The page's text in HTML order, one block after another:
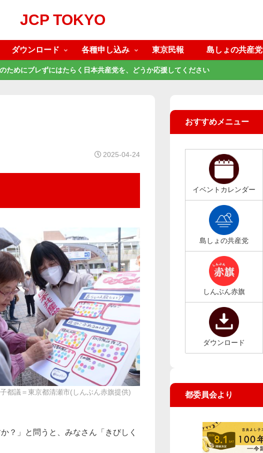
JCP TOKYO
ダウンロード 各種申し込み 東京民報 島しょの共産党
ためにブレずにはたらく日本共産党を、どうか応援してください
2025-04-24
都議＝東京都清瀬市(しんぶん赤旗提供)
？」と問うと、みなさん「きびしく
おすすめメニュー
イベントカレンダー
島しょの共産党
しんぶん赤旗
ダウンロード
都委員会より